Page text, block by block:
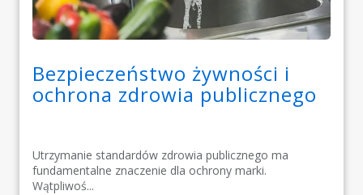
Bezpieczeństwo żywności i
ochrona zdrowia publicznego
Utrzymanie standardów zdrowia publicznego ma
fundamentalne znaczenie dla ochrony marki.
Wątpliwoś...